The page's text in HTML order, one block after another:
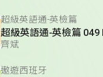
超級英語通-英檢篇
超級英語通-英檢篇 049
齊斌
遨遊西班牙